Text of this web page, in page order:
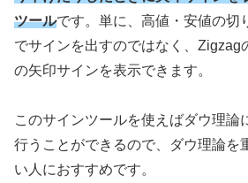
ツールです。単に、高値・安値の切
でサインを出すのではなく、 Zigzag
の矢印サインを表示できます。
このサインツールを使えばダウ理論
行うことができるので、ダウ理論を
い人におすすめです。